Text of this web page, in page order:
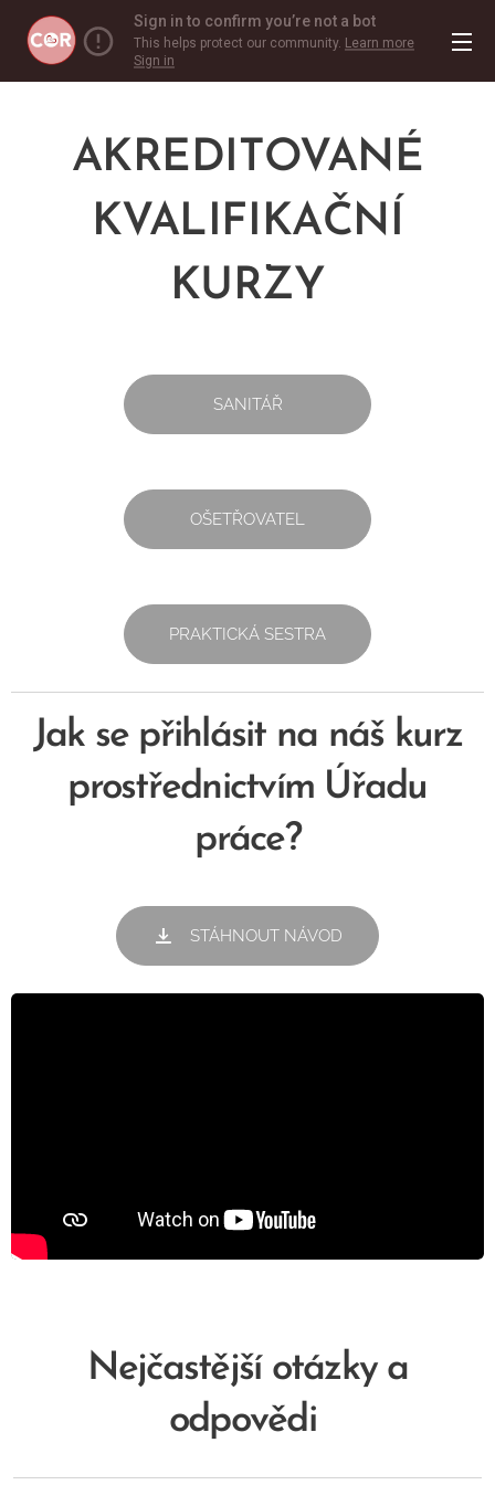
AKREDITOVANÉ
KVALIFIKAČNÍ
KURZY
SANITÁŘ
OŠETŘOVATEL
PRAKTICKÁ SESTRA
Jak se přihlásit na náš kurz
prostřednictvím Úřadu
práce?
STÁHNOUT NÁVOD
Nejčastější otázky a
odpovědi